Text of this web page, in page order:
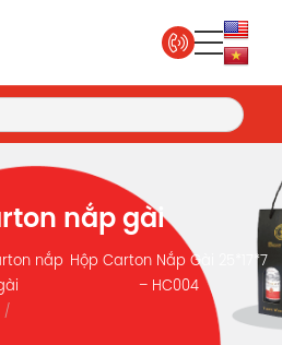
nắp gài
nắp Hộp Carton Nắp Gài 25*17*7
– HC004